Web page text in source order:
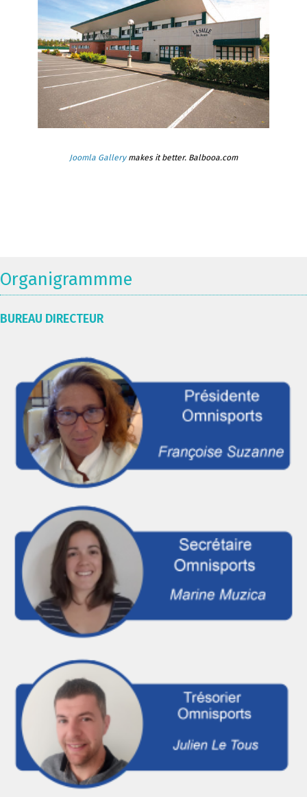
Joomla Gallerymakes it better. Balbooa.com
Organigrammme
BUREAU DIRECTEUR